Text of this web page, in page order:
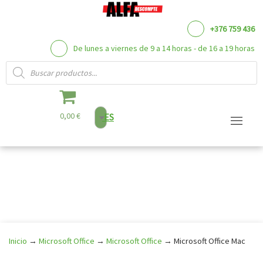
contenido
+376 759 436
De lunes a viernes de 9 a 14 horas - de 16 a 19 horas
Búsqueda de productos
0,00 € ES
Inicio → Microsoft Office → Microsoft Office → Microsoft Office Mac